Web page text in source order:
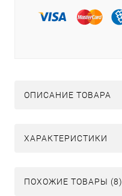
ОПИСАНИЕ ТОВАРА
ХАРАКТЕРИСТИКИ
ПОХОЖИЕ ТОВАРЫ (8)